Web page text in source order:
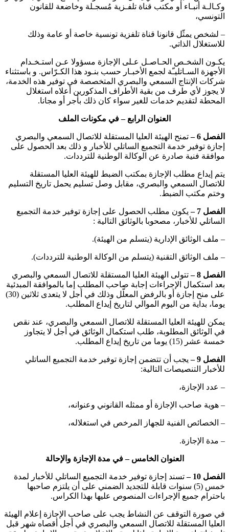
وكـالـة أنبـاء أو مكتب قناة تلفـزية مُسجـلة وخاضعة للقانون
التونسي،
– لشخص يمثّل قانونا قناة تلفزية تونسية خاصة أو عامة وذلك
للاستغلال الذاتي.
يكـون الشخـص الحـاصـل عـلى الإجازة مسؤولا عـن استـخـدام
الأجهزة السـاتليـّة لجمع الأخبـار حسب بنـود هذا الكـرّاس. و باستثناء
شركات الإنتاج السمعي والبصري المتخصصة في توفير هذه الخدمة،
لا يجوز لأي طرف من بقية الأطراف المذكورين أعلاه استغلال
المحطة لتقديم خدمات للغير سواء كان ذلك بأجر أو مجانا.
العنوان الرابع – في مكونات الملف
الفصل 6 –
تمنح الهيئة العليا المستقلة للاتصال السمعي والبصري
إجازة توفير خدمة التجميع الساتلي للأخبار و ذلك بعد الحصول على
موافقة فنية صادرة عن الوكالة الوطنية للترددات.
يتم إيداع مطلب الإجازة بمكتب الضبط للهيئة العليا المستقلة
للاتصال السمعي والبصري، مقابل وصل تسليم يحمل تاريخ التسليم
وختم مكتب الضبط.
الفصل 7 –يكون مطلب الحصول على إجازة توفير خدمة التجميع
الساتلي للأخبار، مصحوبا بالوثائق التالية :
– ملف الوثائق الإدارية (يتسلم من الهيئة).
– ملف الوثائق التقنية (يتسلم من الوكالة الوطنية للترددات).
الفصل 8 –
تتولى الهيئة العليا المستقلة للاتصال السمعي والبصري
بعد استكمال الإجراءات إجابة صاحب المطلب إما بالموافقة المبدئية
على منح إجازة أو بالرفض المعلّل وذلك في أجل لا يتعدى ثلاثين (30)
يوما، بداية من اليوم الموالي لتاريخ إيداع المطلب.
يمكن للهيئة العليا المستقلة للاتصال السمعي والبصري، عند نقص
في الوثائق المطلوبة، طلب استكمال الوثائق في أجل لا يتجاوز
خمسة عشر (15) يوما من تاريخ إيداع المطلب.
الفصل 9 –
يجب أن تتضمن إجازة توفير خدمة التجميع الساتلي
للأخبار التنصيصات التالية:
– عدد الإجازة،
– هوية صاحب الإجازة أو ممثله القانوني وعنوانه،
– الخصائص الفنية للجهاز المرخص في استغلاله،
– مدة الإجازة.
العنوان الخامس – في مدة الإجازة والإحالة
الفصل 10 –
تسند إجازة توفير خدمة التجميع الساتلي للأخبار لمدة
خمس (5) سنوات قابلة للتجديد الضمني على أن يلتزم صاحبها
باحترام جميع الإجراءات المنصوص عليها بهذا الكراس.
في صورة التوقف عن النشاط يجب على صاحب الإجازة إعلام الهيئة
العليا المستقلة للاتصال السمعي والبصري في أجل أقصاه شهر قبل